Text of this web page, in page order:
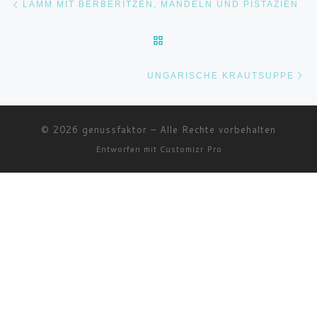
LAMM MIT BERBERITZEN, MANDELN UND PISTAZIEN
UNGARISCHE KRAUTSUPPE
© 2026 genussfaktor – Alle Rechte vorbehalten
Entworfen mit Customizr Pro